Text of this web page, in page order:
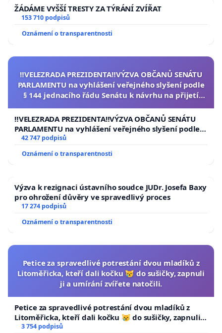
ŽÁDÁME VYŠŠÍ TRESTY ZA TÝRÁNÍ ZVÍŘAT
153 710 podpisů
Oznámení o transparentnosti
‼️VELEZRADA PREZIDENTA‼️VÝZVA OBČANŮ SENÁTU
PARLAMENTU na vyhlášení veřejného slyšení podle
§ 144 jednacího řádu Senátu k návrhu na přijetí
republiky
‼️VELEZRADA PREZIDENTA‼️VÝZVA OBČANŮ SENÁTU
PARLAMENTU na vyhlášení veřejného slyšení podle §
144 jednacího řádu Senátu k návrhu na přijetí
usnesení k podání ústavní žaloby na prezidenta
republiky
42 747 podpisů
Oznámení o transparentnosti
Výzva k rezignaci ústavního soudce JUDr. Josefa Baxy
pro ohrožení důvěry ve spravedlivý proces
17 274 podpisů
Oznámení o transparentnosti
Petice za spravedlivé potrestání dvou mladíků z
Litoměřicka, kteří dali kočku 😿 do sušičky, zapnuli
ji a umírání zvířete natočili.
Petice za spravedlivé potrestání dvou mladíků z
Litoměřicka, kteří dali kočku 😿 do sušičky, zapnuli ji
a umírání zvířete natočili.
3 754 podpisů